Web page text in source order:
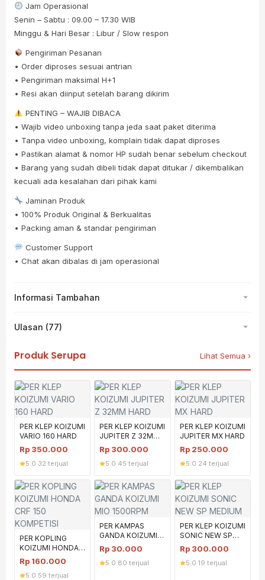
Jam Operasional
Senin – Sabtu : 09.00 – 17.30 WIB
Minggu & Hari Besar : Libur / Slow respon
Pengiriman Pesanan
• Order diproses sesuai antrian
• Pengiriman maksimal H+1
• Resi akan diinput setelah barang dikirim
PENTING – WAJIB DIBACA
• Wajib video unboxing tanpa jeda saat paket diterima
• Tanpa video unboxing, komplain tidak dapat diproses
• Pastikan alamat & nomor HP sudah benar sebelum checkout
• Barang yang sudah dibeli tidak dapat ditukar / dikembalikan
kecuali ada kesalahan dari pihak kami
Jaminan Produk
• 100% Produk Original & Berkualitas
• Packing aman & standar pengiriman
Customer Support
• Chat akan dibalas di jam operasional
Informasi Tambahan
Ulasan (77)
Produk Serupa Lihat Semua ›
PER KLEP KOIZUMI
VARIO 160 HARD
Rp 350.000
5.0 32 terjual
PER KLEP KOIZUMI
JUPITER Z 32MM
HARD
Rp 300.000
5.0 45 terjual
PER KLEP KOIZUMI
JUPITER MX HARD
Rp 250.000
5.0 24 terjual
PER KOPLING
KOIZUMI HONDA
CRF 150
KOMPETISI
Rp 160.000
5.0 59 terjual
PER KAMPAS
GANDA KOIZUMI
MIO 1500RPM
Rp 30.000
5.0 80 terjual
PER KLEP KOIZUMI
SONIC NEW SP
MEDIUM
Rp 300.000
5.0 19 terjual